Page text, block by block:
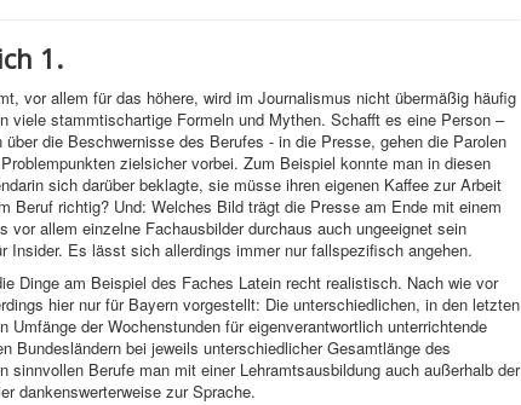
1.
vor allem für das höhere, wird im Journalismus nicht übermäßig häufig
viele stammtischartige Formeln und Mythen. Schafft es eine Person –
die Beschwernisse des Berufes - in die Presse, gehen die Parolen
zielsicher vorbei. Zum Beispiel konnte man in diesen
sich darüber beklagte, sie müsse ihren eigenen Kaffee zur Arbeit
Beruf richtig? Und: Welches Bild trägt die Presse am Ende mit einem
vor allem einzelne Fachausbilder durchaus auch ungeeignet sein
Insider. Es lässt sich allerdings immer nur fallspezifisch angehen.
Dinge am Beispiel des Faches Latein recht realistisch. Nach wie vor
hier nur für Bayern vorgestellt: Die unterschiedlichen, in den letzten
Umfänge der Wochenstunden für eigenverantwortlich unterrichtende
Bundesländern bei jeweils unterschiedlicher Gesamtlänge des
sinnvollen Berufe man mit einer Lehramtsausbildung auch außerhalb der
dankenswerterweise zur Sprache.